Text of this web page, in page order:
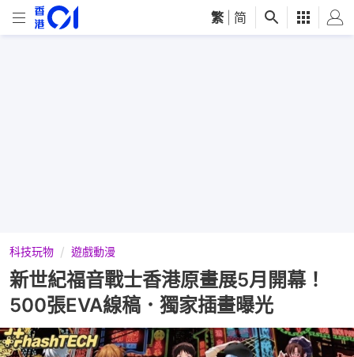
繁 简
科技玩物 遊戲動漫
新世紀福音戰士香港原畫展5月開幕！
500張EVA線稿．獨家插畫曝光